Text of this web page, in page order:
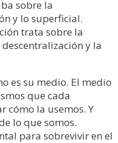
sobre la
y lo superficial.
trata sobre la
y la
es su medio. El medio
que cada
cómo la usemos. Y
lo que somos.
para sobrevivir en el